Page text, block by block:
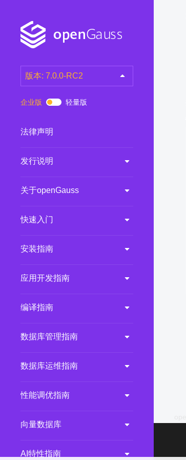
版本: 7.0.0-RC2
7.0.0-RC2
6.0.0 (LTS)
5.1.0 (Preview)
2.0.0 (LTS)
3.1.0 (EOM)
2.0.1 (EOM)
1.0.1 (EOM)
企业版 轻量版
法律声明
发行说明
关于openGauss
快速入门
安装指南
应用开发指南
编译指南
数据库管理指南
数据库运维指南
性能调优指南
向量数据库
AI特性指南